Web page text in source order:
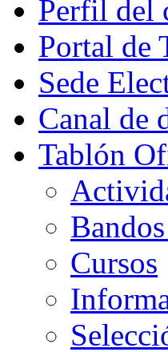
Perfil del
Portal de
Sede
Canal de
Tablón
Cursos